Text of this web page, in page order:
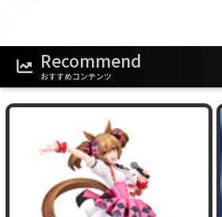
Recommend
おすすめコンテンツ